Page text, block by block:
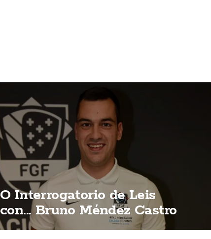
O Interrogatorio de Leis
con... Bruno Méndez Castro